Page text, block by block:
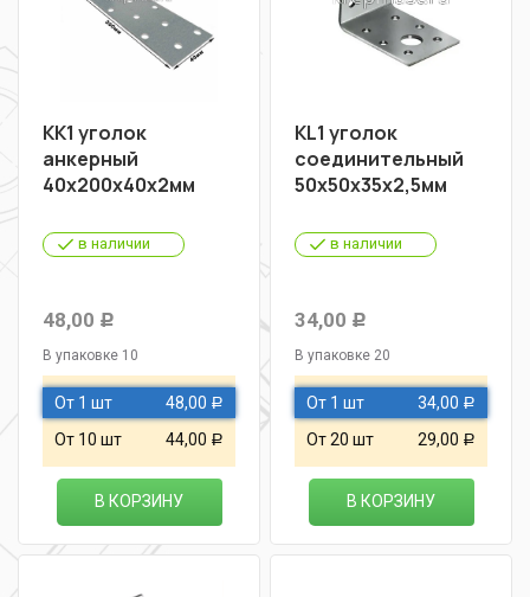
KK1 уголок
анкерный
40х200х40х2мм
в наличии
48,00 Р
В упаковке 10
От 1 шт 48,00 Р
От 10 шт 44,00 Р
В КОРЗИНУ
KL1 уголок
соединительный
50х50х35х2,5мм
в наличии
34,00 Р
В упаковке 20
От 1 шт 34,00 Р
От 20 шт 29,00 Р
В КОРЗИНУ